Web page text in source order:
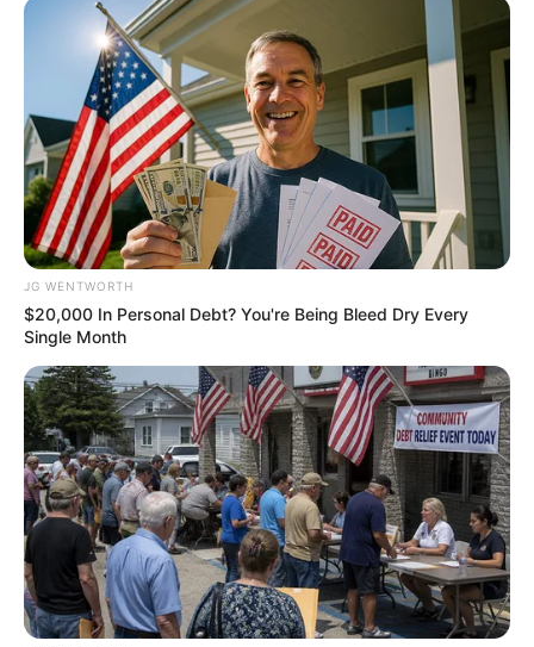
What Happened To The Blue Lagoon Cast? See
Them Now
BRAINBERRIES
The Insane True Stories Behind Cameron's Biggest
Films
BRAINBERRIES
These 6 Movies Were So Bad That They Became
Instant Classics
BRAINBERRIES
JG WENTWORTH
$20,000 In Personal Debt? You're Being Bleed Dry Every
Single Month